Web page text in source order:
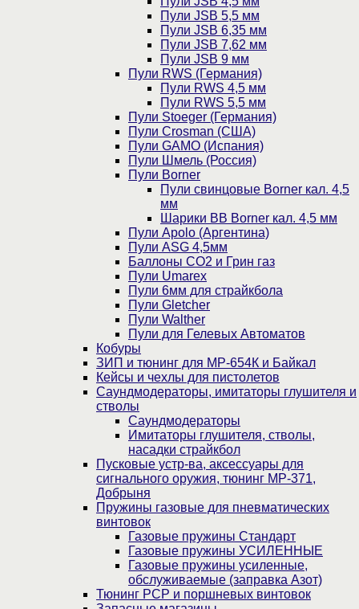
Пули JSB 5,5 мм
Пули JSB 6,35 мм
Пули JSB 7,62 мм
Пули JSB 9 мм
Пули RWS (Германия)
Пули RWS 4,5 мм
Пули RWS 5,5 мм
Пули Stoeger (Германия)
Пули Crosman (США)
Пули GAMO (Испания)
Пули Шмель (Россия)
Пули Borner
Пули свинцовые Borner кал. 4,5
мм
Шарики BB Borner кал. 4,5 мм
Пули Apolo (Аргентина)
Пули ASG 4,5мм
Баллоны CO2 и Грин газ
Пули Umarex
Пули 6мм для страйкбола
Пули Gletcher
Пули Walther
Пули для Гелевых Автоматов
Кобуры
ЗИП и тюнинг для МР-654К и Байкал
Кейсы и чехлы для пистолетов
Саундмодераторы, имитаторы глушителя и
стволы
Саундмодераторы
Имитаторы глушителя, стволы,
насадки страйкбол
Пусковые устр-ва, аксессуары для
сигнального оружия, тюнинг МР-371,
Добрыня
Пружины газовые для пневматических
винтовок
Газовые пружины Стандарт
Газовые пружины УСИЛЕННЫЕ
Газовые пружины усиленные,
обслуживаемые (заправка Азот)
Тюнинг PCP и поршневых винтовок